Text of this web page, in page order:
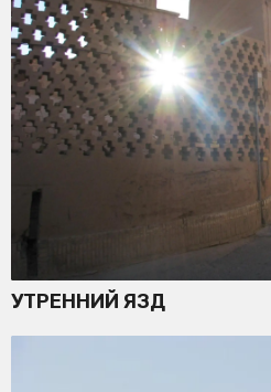
УТРЕННИЙ ЯЗД